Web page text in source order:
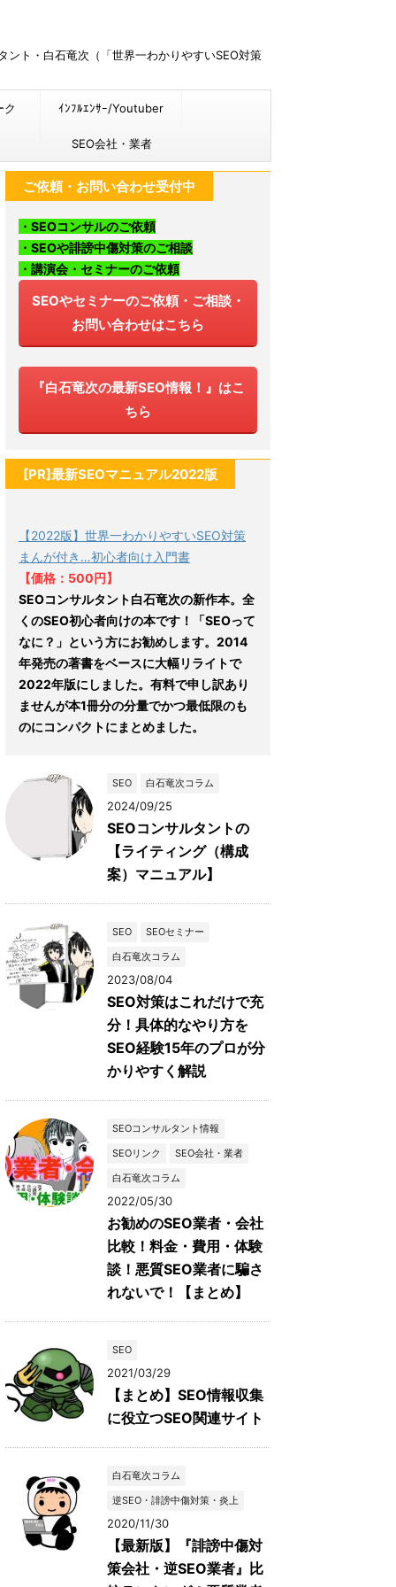
ント・白石竜次（「世界一わかりやすいSEO対策
ク ｲﾝﾌﾙｴﾝｻｰ/Youtuber
SEO会社・業者
ご依頼・お問い合わせ受付中
・SEOコンサルのご依頼
・SEOや誹謗中傷対策のご相談
・講演会・セミナーのご依頼
SEOやセミナーのご依頼・ご相談・
お問い合わせはこちら
『白石竜次の最新SEO情報！』はこ
ちら
[PR]最新SEOマニュアル2022版
【2022版】世界一わかりやすいSEO対策
まんが付き…初心者向け入門書
【価格：500円】
SEOコンサルタント白石竜次の新作本。全
くのSEO初心者向けの本です！「SEOって
なに？」という方にお勧めします。2014
年発売の著書をベースに大幅リライトで
2022年版にしました。有料で申し訳あり
ませんが本1冊分の分量でかつ最低限のも
のにコンパクトにまとめました。
SEO 白石竜次コラム
2024/09/25
SEOコンサルタントの
【ライティング（構成
案）マニュアル】
SEO
SEOセミナー
白石竜次コラム
2023/08/04
SEO対策はこれだけで充
分！具体的なやり方を
SEO経験15年のプロが分
かりやすく解説
SEOコンサルタント情報
SEOリンク
SEO会社・業者
白石竜次コラム
2022/05/30
お勧めのSEO業者・会社
比較！料金・費用・体験
談！悪質SEO業者に騙さ
れないで！【まとめ】
SEO
2021/03/29
【まとめ】SEO情報収集
に役立つSEO関連サイト
白石竜次コラム
逆SEO・誹謗中傷対策・炎上
2020/11/30
【最新版】『誹謗中傷対
策会社・逆SEO業者』比